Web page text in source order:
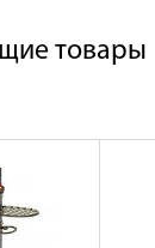
товары